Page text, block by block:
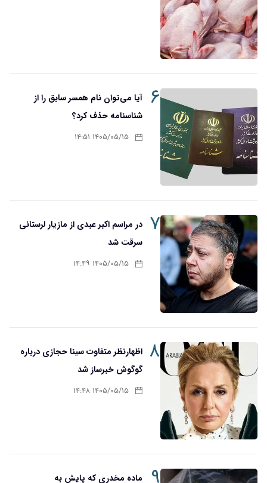
۶
آیا می‌توان نام همسر سابق را از
شناسنامه حذف کرد؟
۱۴۰۵/۰۵/۱۵ ۱۴:۵۱
۷ در مراسم اکبر عبدی از مازیار لرستانی
سرقت شد
۱۴۰۵/۰۵/۱۵ ۱۴:۴۹
۸ اظهارنظر متفاوت سینا حجازی درباره
گوگوش خبرساز شد
۱۴۰۵/۰۵/۱۵ ۱۴:۴۸
ماده مخدری که پایش به